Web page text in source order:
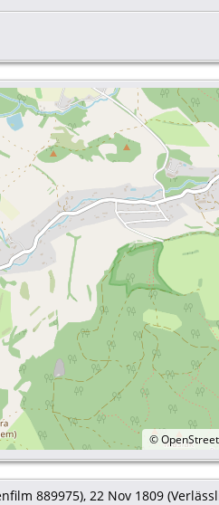
©
889975), 22 Nov 1809